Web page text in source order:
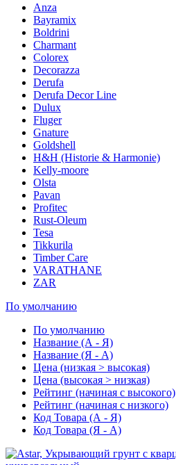
Anza
Bayramix
Boldrini
Charmant
Colorex
Decorazza
Derufa
Derufa Decor Line
Dulux
Fluger
Gnature
Goldshell
H&H (Historie & Harmonie)
Kelly-moore
Olsta
Pavan
Profitec
Rust-Oleum
Tesa
Tikkurila
Timber Care
VARATHANE
ZAR
По умолчанию
По умолчанию
Название (А - Я)
Название (Я - А)
Цена (низкая > высокая)
Цена (высокая > низкая)
Рейтинг (начиная с высокого)
Рейтинг (начиная с низкого)
Код Товара (А - Я)
Код Товара (Я - А)